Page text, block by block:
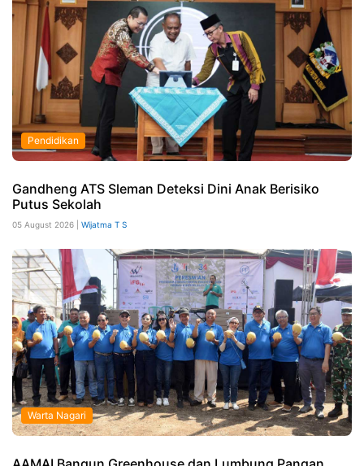
Pendidikan
Gandheng ATS Sleman Deteksi Dini Anak Berisiko
Putus Sekolah
05 August 2026 | Wijatma T S
Warta Nagari